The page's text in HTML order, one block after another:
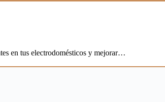
en tus electrodomésticos y mejorar…